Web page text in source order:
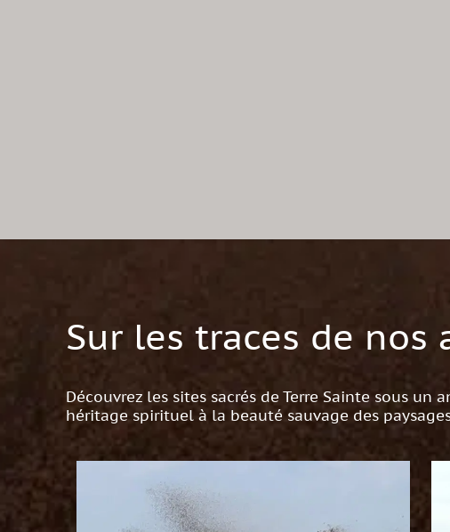
Sur les traces de nos
Découvrez les sites sacrés de Terre Sainte sous
héritage spirituel à la beauté sauvage des